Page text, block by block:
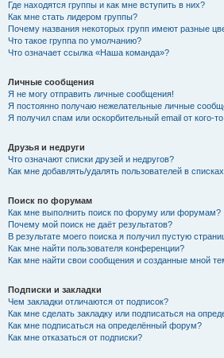
Где находятся группы и как мне вступить в них?
Как мне стать лидером группы?
Почему названия некоторых групп имеют разные
Что такое группа по умолчанию?
Что означает ссылка «Наша команда»?
Личные сообщения
Я не могу отправить личные сообщения!
Я постоянно получаю нежелательные личные
Я получил спам или оскорбительный email от кого-
Друзья и недруги
Что означают списки друзей и недругов?
Как мне добавлять/удалять пользователей в
Поиск по форумам
Как мне выполнить поиск по форуму или форумам?
Почему мой поиск не даёт результатов?
В результате моего поиска я получил пустую
Как мне найти пользователя конференции?
Как мне найти свои сообщения и созданные мной
Подписки и закладки
Чем закладки отличаются от подписок?
Как мне сделать закладку или подписаться на
Как мне подписаться на определённый форум?
Как мне отказаться от подписки?